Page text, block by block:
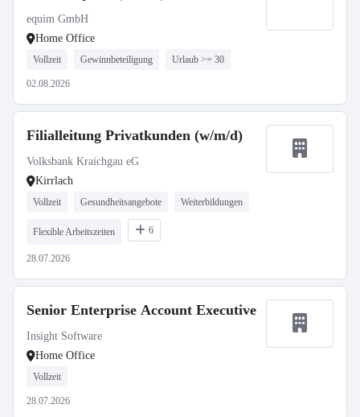
equim GmbH
Home Office
Vollzeit Gewinnbeteiligung Urlaub >= 30
02.08.2026
Filialleitung Privatkunden (w/m/d)
Volksbank Kraichgau eG
Kirrlach
Vollzeit Gesundheitsangebote Weiterbildungen
Flexible Arbeitszeiten 6
28.07.2026
Senior Enterprise Account Executive
Insight Software
Home Office
Vollzeit
28.07.2026